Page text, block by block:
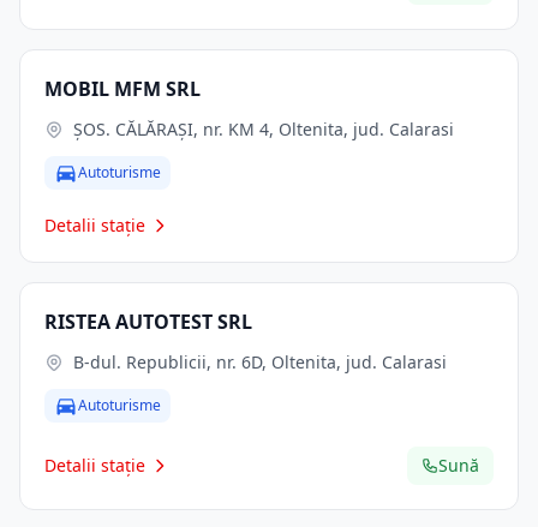
MOBIL MFM SRL
ŞOS. CĂLĂRAŞI, nr. KM 4, Oltenita, jud. Calarasi
Autoturisme
Detalii stație
RISTEA AUTOTEST SRL
B-dul. Republicii, nr. 6D, Oltenita, jud. Calarasi
Autoturisme
Detalii stație Sună